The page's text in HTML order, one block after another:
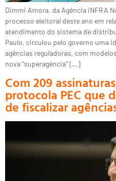
Dimmi Amora, da Agência iNFRA
processo eleitoral deste ano em
atendimento do sistema de
Paulo, circulou pelo governo uma
agências reguladoras, com
nova “superagência” […]
Com 209
protocola PEC que
de fiscalizar